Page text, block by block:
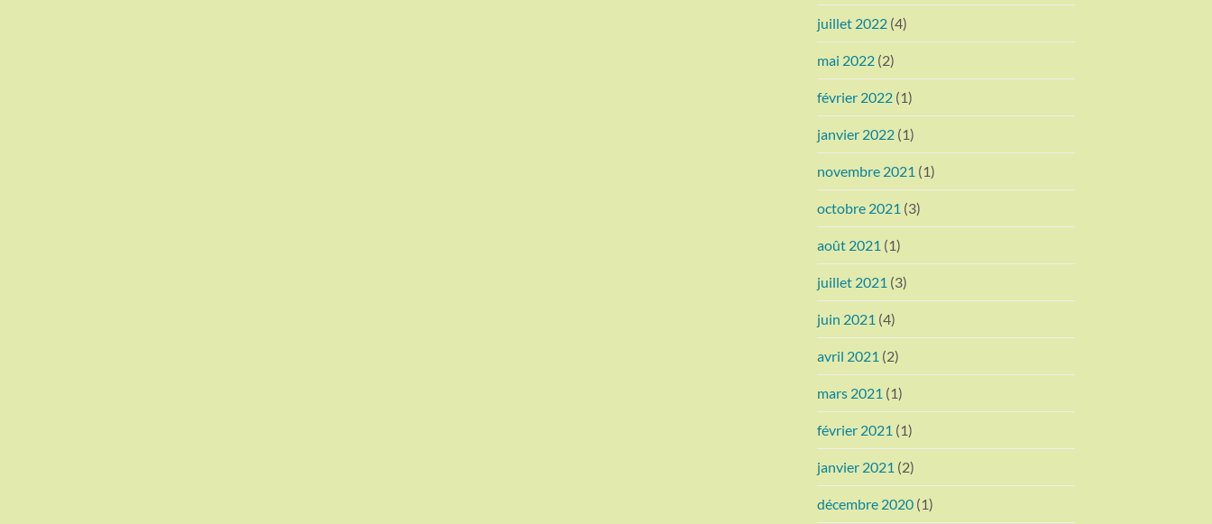
juillet 2022 (4)
mai 2022 (2)
février 2022 (1)
janvier 2022 (1)
novembre 2021 (1)
octobre 2021 (3)
août 2021 (1)
juillet 2021 (3)
juin 2021 (4)
avril 2021 (2)
mars 2021 (1)
février 2021 (1)
janvier 2021 (2)
décembre 2020 (1)